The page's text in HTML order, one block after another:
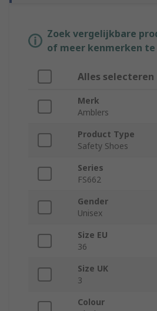
Zoek vergelijkbare
of meer kenmerken
Alles selecteren
Merk
Amblers
Product Type
Safety Shoes
Series
FS662
Gender
Unisex
Size EU
36
Size UK
3
Colour